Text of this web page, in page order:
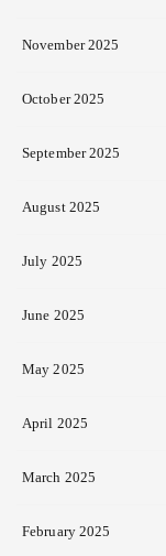
November 2025
October 2025
September 2025
August 2025
July 2025
June 2025
May 2025
April 2025
March 2025
February 2025